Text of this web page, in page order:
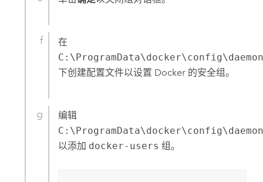
在
下创建配置文件以设置 Docker 的安全组。
编辑
以添加 docker-users 组。